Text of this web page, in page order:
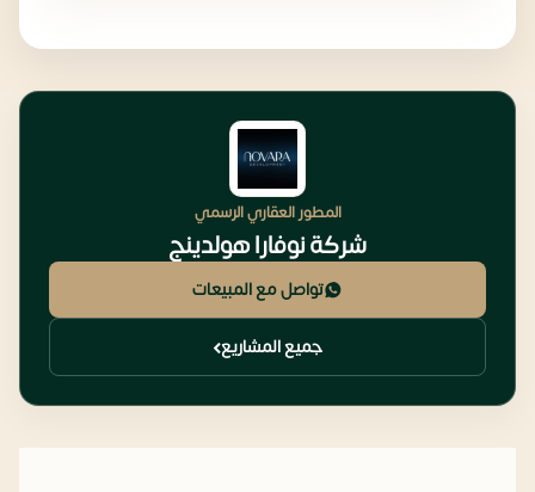
المطور العقاري الرسمي
شركة نوفارا هولدينج
تواصل مع المبيعات
جميع المشاريع